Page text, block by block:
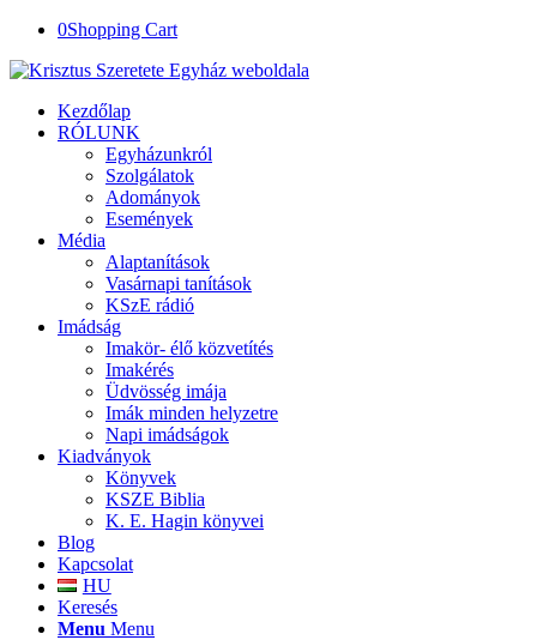
0Shopping Cart
Kezdőlap
RÓLUNK
Egyházunkról
Szolgálatok
Adományok
Események
Média
Alaptanítások
Vasárnapi tanítások
KSzE rádió
Imádság
Imakör- élő közvetítés
Imakérés
Üdvösség imája
Imák minden helyzetre
Napi imádságok
Kiadványok
Könyvek
KSZE Biblia
K. E. Hagin könyvei
Blog
Kapcsolat
HU
Keresés
Menu Menu